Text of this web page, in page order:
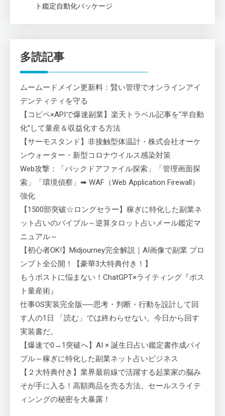
ト鑑定自動化パッケージ
多読記事
ムームードメイン更新料：賢い管理でオンラインアイ
デンティティを守る
【コピペ×APIで爆速副業】楽天トラベル記事を“半自動
化”して量産＆収益化する方法
【サーモスタンド】非接触型体温計・株式会社オーケ
ンウォーター・新型コロナウイルス感染対策
Web攻撃：「バックドアファイル探索」「管理画面探
索」「環境偵察」➡ WAF（Web Application Firewall）
強化
【1500部突破☆ロングセラー】稼ぎに特化した副業ネ
ット占いのバイブル～逆算タロット占いメール鑑定マ
ニュアル～
【初心者OK!】Midjourney完全解説｜AI画像で副業 プロ
ンプト全公開！【豪華3大特典付き！】
もうポストに悩まない！ChatGPT×ライティング『ポス
ト量産術』
仕事OS実装完全版──思考・判断・行動を設計して回
す人の1日 「読む」では終わらせない。今日から回す
実装書だ。
【爆速で0→1突破へ】AI × 誕生日占い鑑定書作成バイ
ブル～稼ぎに特化した副業ネット占いビジネス
【２大特典付き】業界最前線で活躍する起業家の脳み
そが手に入る！高額商品を売る方法。セールスライテ
ィンングの秘密を大暴露！